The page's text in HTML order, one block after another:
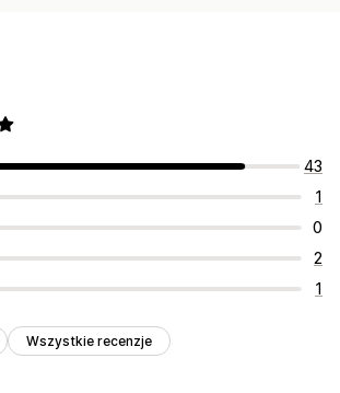
43
1
0
2
1
Wszystkie recenzje